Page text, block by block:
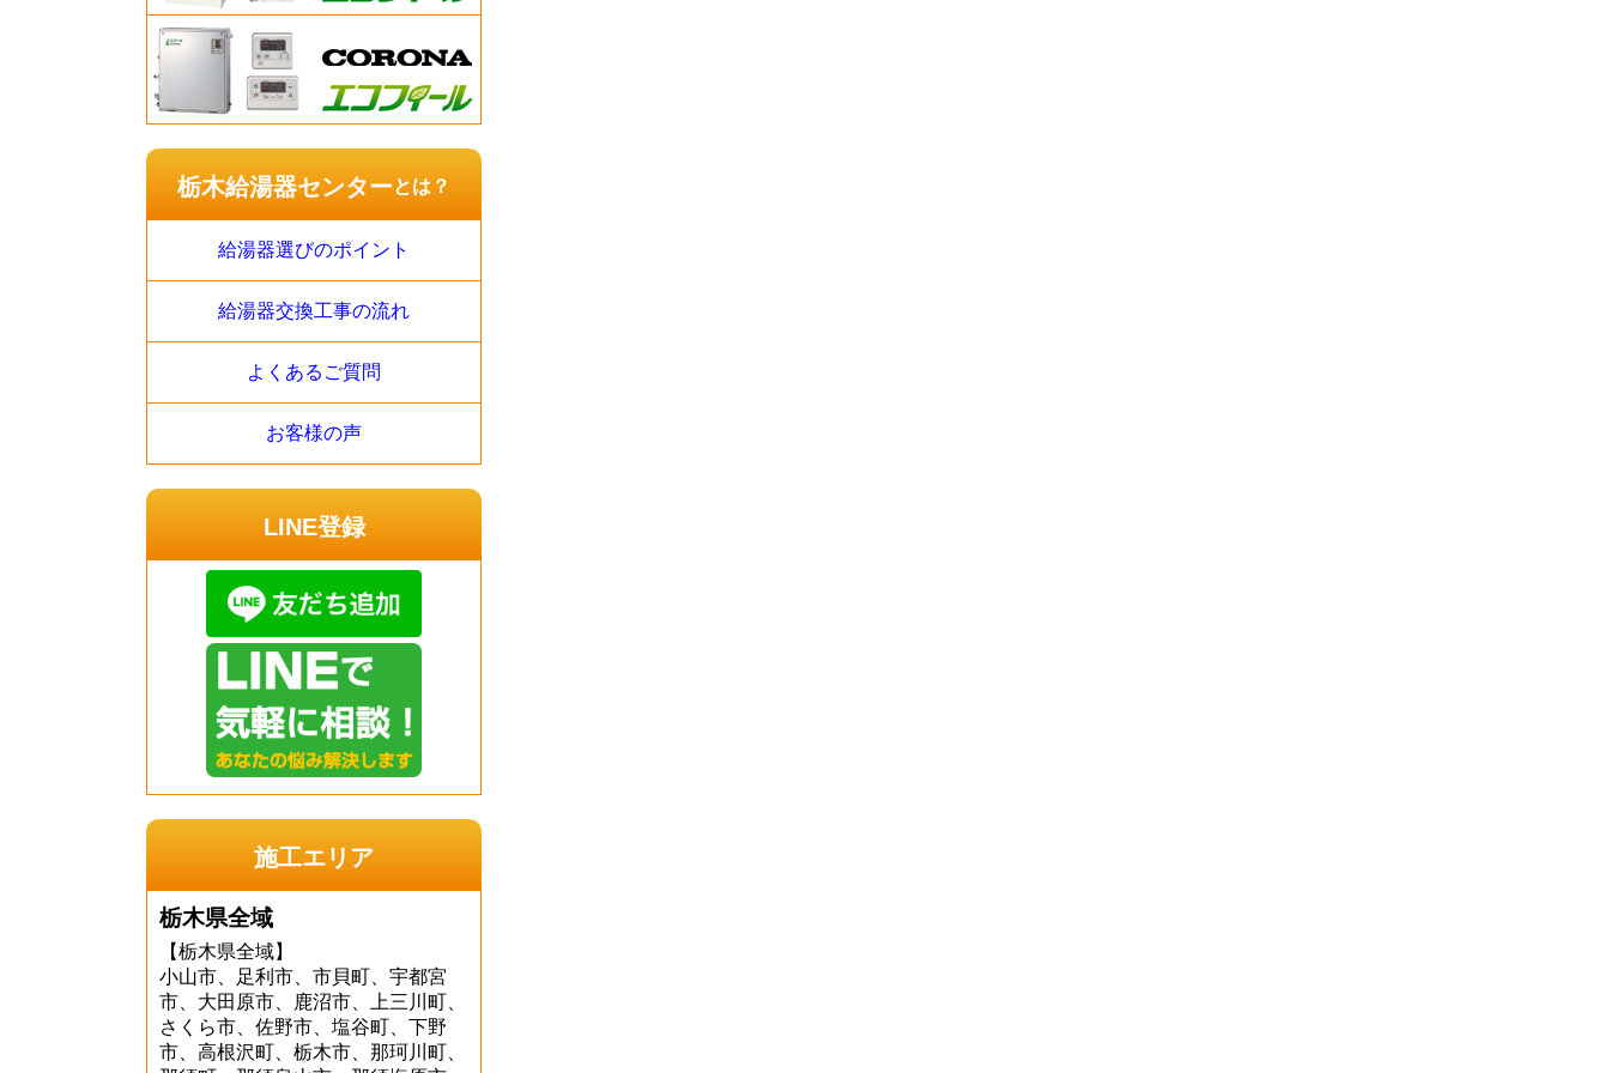
栃木給湯器センターとは？
給湯器選びのポイント
給湯器交換工事の流れ
よくあるご質問
お客様の声
LINE登録
施工エリア
栃木県全域
【栃木県全域】
小山市、足利市、市貝町、宇都宮
市、大田原市、鹿沼市、上三川町、
さくら市、佐野市、塩谷町、下野
市、高根沢町、栃木市、那珂川町、